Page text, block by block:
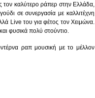
τον καλύτερο ράπερ στην Ελλάδα,
σε συνεργασία με καλλιτέχνη
Live του για φέτος τον Χειμώνα.
φυσικά πολύ στούντιο.
ραπ μουσική με το μέλλον